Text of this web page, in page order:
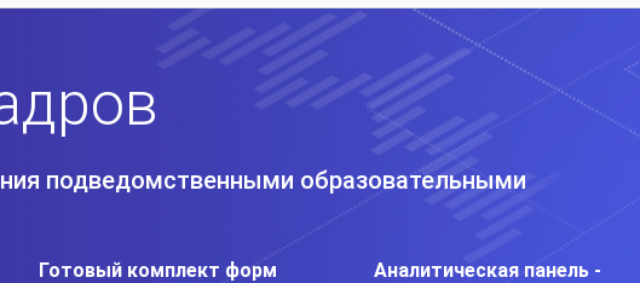
подведомственными образовательными
Готовый комплект форм
Аналитическая панель -